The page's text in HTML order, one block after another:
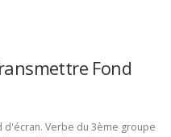
Fond
d'écran. Verbe du 3ème groupe